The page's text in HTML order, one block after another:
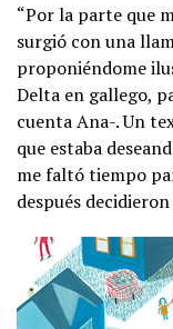
“Por la parte que
surgió con una
proponiéndome
Delta en gallego,
cuenta Ana-. Un
que estaba
me faltó tiempo
después